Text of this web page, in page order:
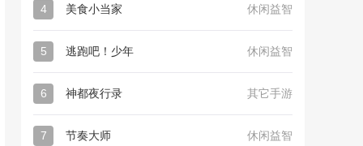
4 美食小当家 休闲益智
5 逃跑吧！少年 休闲益智
6 神都夜行录 其它手游
7 节奏大师 休闲益智